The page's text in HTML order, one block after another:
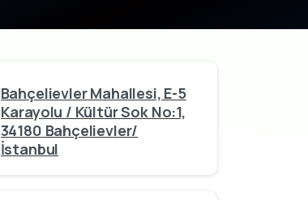
Bahçelievler Mahallesi, E-5
Karayolu / Kültür Sok No:1,
34180 Bahçelievler/
İstanbul